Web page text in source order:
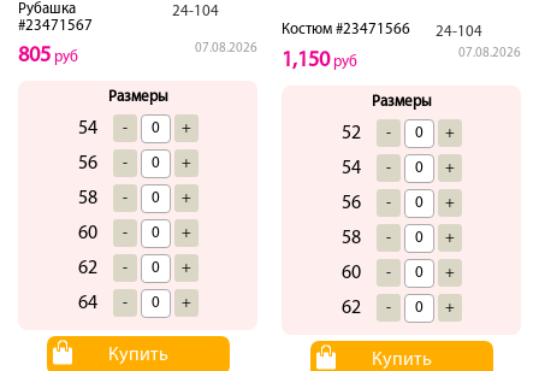
Рубашка
#23471567
24-104
07.08.2026
805 руб
Размеры
54 - +
56 - +
58 - +
60 - +
62 - +
64 - +
Купить
Костюм #23471566 24-104
07.08.2026
1,150руб
Размеры
52 - +
54 - +
56 - +
58 - +
60 - +
62 - +
Купить